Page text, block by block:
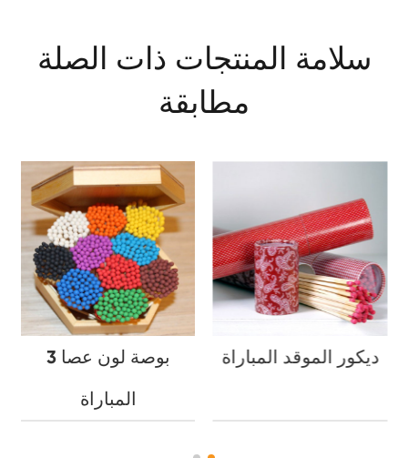
سلامة المنتجات ذات الصلة
مطابقة
3 بوصة لون عصا
المباراة
ديكور الموقد المباراة